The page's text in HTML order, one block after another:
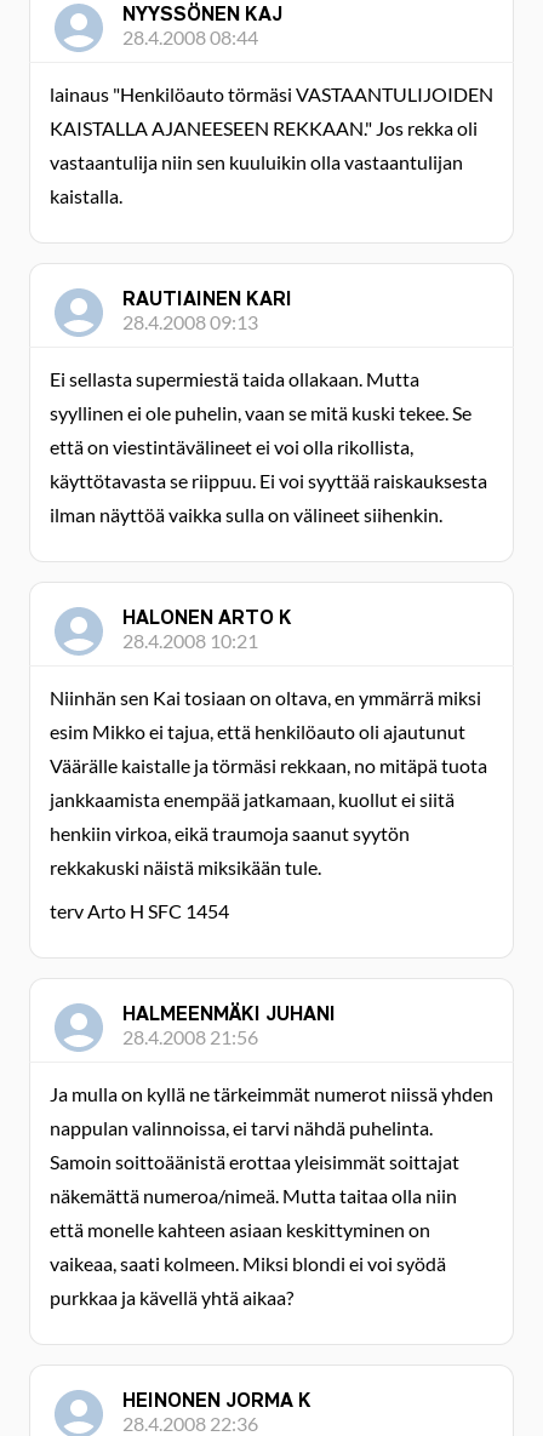
NYYSSÖNEN KAJ
28.4.2008 08:44
lainaus "Henkilöauto törmäsi VASTAANTULIJOIDEN
KAISTALLA AJANEESEEN REKKAAN." Jos rekka oli
vastaantulija niin sen kuuluikin olla vastaantulijan
kaistalla.
RAUTIAINEN KARI
28.4.2008 09:13
Ei sellasta supermiestä taida ollakaan. Mutta
syyllinen ei ole puhelin, vaan se mitä kuski tekee. Se
että on viestintävälineet ei voi olla rikollista,
käyttötavasta se riippuu. Ei voi syyttää raiskauksesta
ilman näyttöä vaikka sulla on välineet siihenkin.
HALONEN ARTO K
28.4.2008 10:21
Niinhän sen Kai tosiaan on oltava, en ymmärrä miksi
esim Mikko ei tajua, että henkilöauto oli ajautunut
Väärälle kaistalle ja törmäsi rekkaan, no mitäpä tuota
jankkaamista enempää jatkamaan, kuollut ei siitä
henkiin virkoa, eikä traumoja saanut syytön
rekkakuski näistä miksikään tule.
terv Arto H SFC 1454
HALMEENMÄKI JUHANI
28.4.2008 21:56
Ja mulla on kyllä ne tärkeimmät numerot niissä yhden
nappulan valinnoissa, ei tarvi nähdä puhelinta.
Samoin soittoäänistä erottaa yleisimmät soittajat
näkemättä numeroa/nimeä. Mutta taitaa olla niin
että monelle kahteen asiaan keskittyminen on
vaikeaa, saati kolmeen. Miksi blondi ei voi syödä
purkkaa ja kävellä yhtä aikaa?
HEINONEN JORMA K
28.4.2008 22:36